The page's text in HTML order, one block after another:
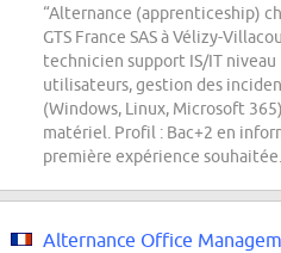
“Alternance (apprenticeship)
GTS France SAS à Vélizy-
technicien support IS/IT niveau
utilisateurs, gestion des
(Windows, Linux, Microsoft
matériel. Profil : Bac+2 en
première expérience
Alternance Office